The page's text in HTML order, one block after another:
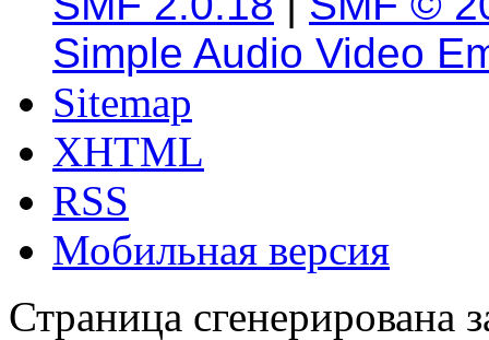
Simple Audio Video
Sitemap
XHTML
RSS
Мобильная версия
Страница сгенерирована